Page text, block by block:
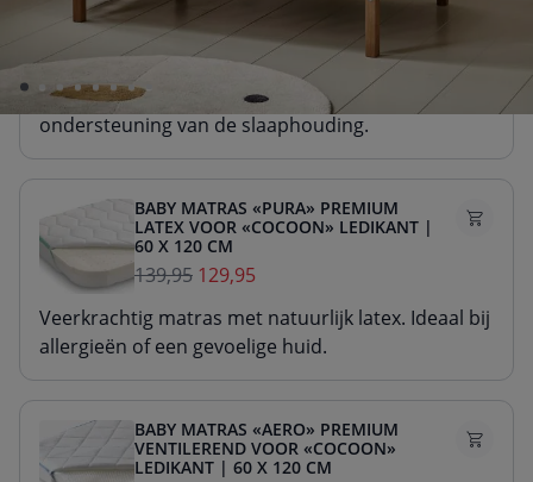
SCHUIM VOOR «COCOON» LEDIKANT
| 60 X 120 CM
99,95
89,95
Stevig matras van duurzaam schuim. Voor goede
ondersteuning van de slaaphouding.
BABY MATRAS «PURA» PREMIUM
LATEX VOOR «COCOON» LEDIKANT |
60 X 120 CM
139,95 129,95
Veerkrachtig matras met natuurlijk latex. Ideaal bij
allergieën of een gevoelige huid.
BABY MATRAS «AERO» PREMIUM
VENTILEREND VOOR «COCOON»
LEDIKANT | 60 X 120 CM